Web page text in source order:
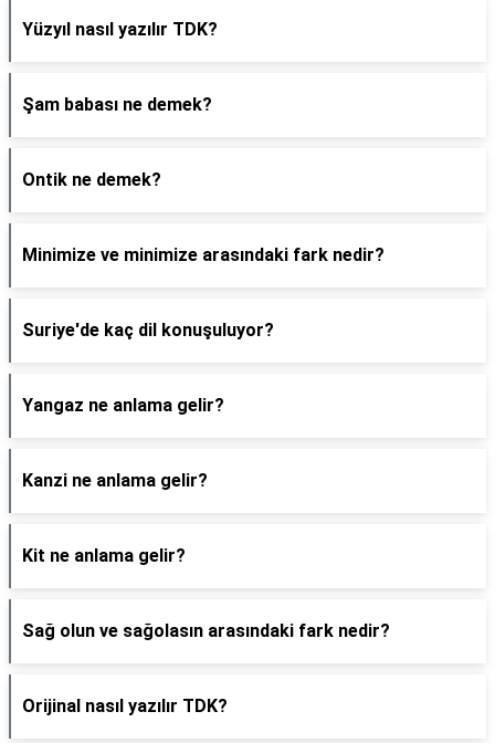
Yüzyıl nasıl yazılır TDK?
Şam babası ne demek?
Ontik ne demek?
Minimize ve minimize arasındaki fark nedir?
Suriye'de kaç dil konuşuluyor?
Yangaz ne anlama gelir?
Kanzi ne anlama gelir?
Kit ne anlama gelir?
Sağ olun ve sağolasın arasındaki fark nedir?
Orijinal nasıl yazılır TDK?